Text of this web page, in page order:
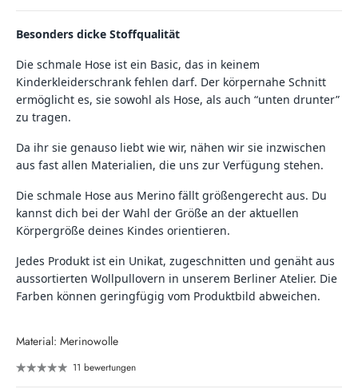
Besonders dicke Stoffqualität
Die schmale Hose ist ein Basic, das in keinem
Kinderkleiderschrank fehlen darf. Der körpernahe Schnitt
ermöglicht es, sie sowohl als Hose, als auch “unten drunter”
zu tragen.
Da ihr sie genauso liebt wie wir, nähen wir sie inzwischen
aus fast allen Materialien, die uns zur Verfügung stehen.
Die schmale Hose aus Merino fällt größengerecht aus. Du
kannst dich bei der Wahl der Größe an der aktuellen
Körpergröße deines Kindes orientieren.
Jedes Produkt ist ein Unikat, zugeschnitten und genäht aus
aussortierten Wollpullovern in unserem Berliner Atelier. Die
Farben können geringfügig vom Produktbild abweichen.
Material: Merinowolle
11 bewertungen